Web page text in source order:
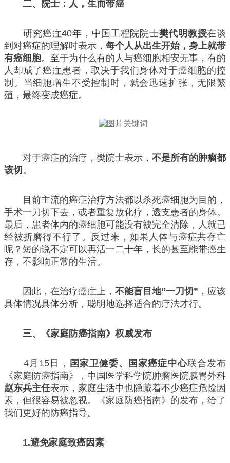
二、院士：人，生而带癌
研究癌症40年，中国工程院院士樊代明教授在谈
到对癌症的理解时表示， 每个人从出生开始，身上就带
有癌细胞。至于为什么有的人与癌细胞相安无事，有的
人却成了癌症患者，取决于我们身体对于癌细胞的控
制。当细胞增生不受控制时，就会迅速扩张，无限繁
殖，最终变成癌症。
对于癌症的治疗，樊院士表示， 不是所有的肿瘤都
该切 。
目前主流的癌症治疗方法都以杀死癌细胞为目的，
手术一刀切下去，或者重复放化疗，透支患者的身体。
最后，患者体内的癌细胞可能没有被完全清除，人就已
经被折磨得不行了。反过来，如果人体与癌症共存亡
呢？短的说不定可以再活一二十年，长的甚至能带癌生
存，不影响正常的生活。
因此，在治疗癌症上， 不能盲目地“一刀切” ，应该
具体情况具体分析，聪明地选择适合的疗法才行。
三、《家庭防癌指南》权威发布
4月15日， 国家卫健委、国家癌症中心联合发布
《家庭防癌指南》，中国医学科学院肿瘤医院胰胃外科
赵东兵主任表示，家庭生活中也隐藏着不少癌症危险因
素，但很容易被忽视。《家庭防癌指南》的发布，给了
我们更好的防癌指导。
1.避免家庭致癌因素